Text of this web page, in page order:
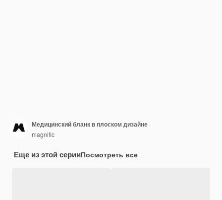
Медицинский бланк в плоском дизайне
magnific
Еще из этой серииПосмотреть все